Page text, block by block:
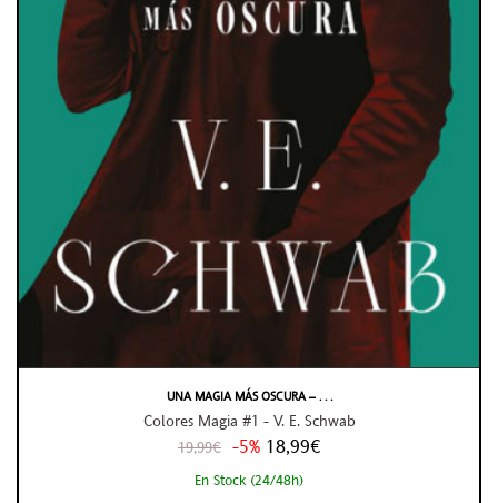
UNA MAGIA MÁS OSCURA – . . .
Colores Magia #1 - V. E. Schwab
19,99€ -5% 18,99€
En Stock (24/48h)